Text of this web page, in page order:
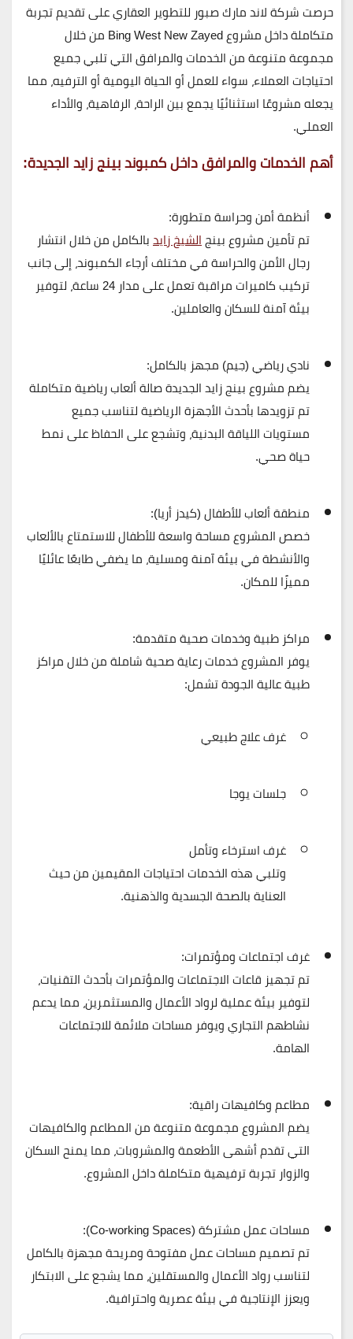
حرصت شركةلاند مارك صبور للتطوير العقاريعلى تقديم تجربة
متكاملة داخلمشروع Bing West New Zayed
من خلال
مجموعة متنوعة من الخدمات والمرافق التي تلبي جميع
احتياجات العملاء، سواء للعمل أو الحياة اليومية أو الترفيه، مما
يجعله مشروعًا استثنائيًا يجمع بين الراحة، الرفاهية، والأداء
العملي.
أهم الخدمات والمرافق داخل كمبوند بينج زايد الجديدة:
أنظمة أمن وحراسة متطورة:
تم تأمين مشروع بينجالشيخ زايدبالكامل من خلال انتشار
رجال الأمن والحراسة في مختلف أرجاء الكمبوند، إلى جانب
تركيبكاميرات مراقبة تعمل على مدار 24 ساعة
، لتوفير
بيئة آمنة للسكان والعاملين.
نادي رياضي (جيم) مجهز بالكامل:
يضم مشروع بينج زايد الجديدةصالة ألعاب رياضية متكاملة
تم تزويدها بأحدث الأجهزة الرياضية لتناسب جميع
مستويات اللياقة البدنية، وتشجع على الحفاظ على نمط
حياة صحي.
منطقة ألعاب للأطفال (كيدز أريا):
خصص المشروعمساحة واسعة للأطفالللاستمتاع بالألعاب
والأنشطة في بيئة آمنة ومسلية، ما يضفي طابعًا عائليًا
مميزًا للمكان.
مراكز طبية وخدمات صحية متقدمة:
يوفر المشروعخدمات رعاية صحية شاملةمن خلال مراكز
طبية عالية الجودة تشمل:
غرف علاج طبيعي
جلسات يوجا
غرف استرخاء وتأمل
وتلبي هذه الخدمات احتياجات المقيمين من حيث
العناية بالصحة الجسدية والذهنية.
غرف اجتماعات ومؤتمرات:
تم تجهيز قاعات الاجتماعات والمؤتمراتبأحدث التقنيات،
لتوفير بيئة عملية لرواد الأعمال والمستثمرين، مما يدعم
نشاطهم التجاري ويوفر مساحات ملائمة للاجتماعات
الهامة.
مطاعم وكافيهات راقية:
يضم المشروعمجموعة متنوعة من المطاعم والكافيهات
التي تقدم أشهى الأطعمة والمشروبات، مما يمنح السكان
والزوار تجربة ترفيهية متكاملة داخل المشروع.
مساحات عمل مشتركة (Co-working Spaces):
تم تصميممساحات عمل مفتوحة ومريحةمجهزة بالكامل
لتناسب رواد الأعمال والمستقلين، مما يشجع على الابتكار
ويعزز الإنتاجية في بيئة عصرية واحترافية.